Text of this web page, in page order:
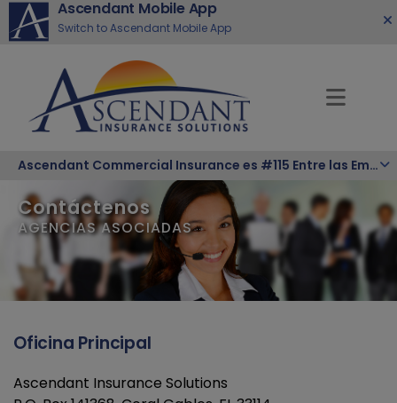
Ascendant Mobile App
Switch to Ascendant Mobile App
Ascendant Commercial Insurance es #115 Entre las Empresas Hispanas Más Grandes de la Nación
Contáctenos
AGENCIAS ASOCIADAS
Oficina Principal
Ascendant Insurance Solutions